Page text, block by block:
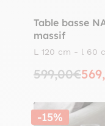
Table basse
massif
L 120 cm - l 60
599,00€
-15%